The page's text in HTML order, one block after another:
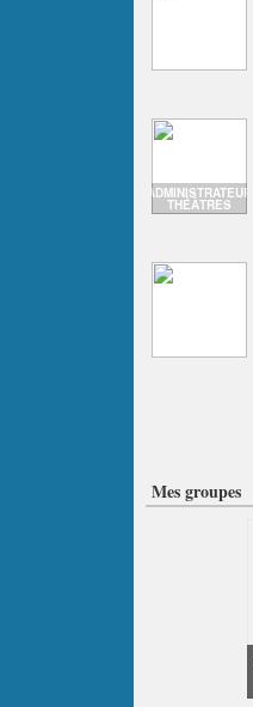
ADMINISTRATEUR
THÉÂTRES
Mes groupes